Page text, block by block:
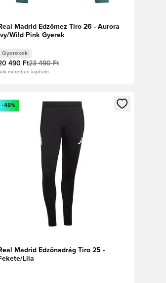
Real Madrid Edzőmez Tiro 26 - Aurora
Ivy/Wild Pink Gyerek
Gyerekek
490 Ft23 490 Ft
méretben kapható
tagként való regisztrációhoz
egy modált a bejelentkezéshez vagy a
-48%
Real Madrid Edzőnadrág Tiro 25 -
Fekete/Lila